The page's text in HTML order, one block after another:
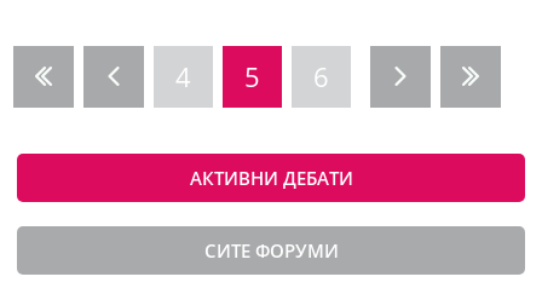
4 5 6
АКТИВНИ ДЕБАТИ
СИТЕ ФОРУМИ